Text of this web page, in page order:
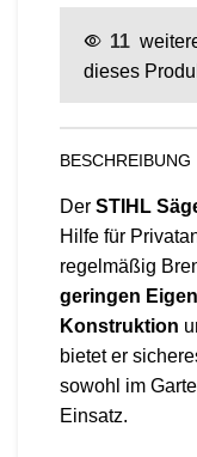
11
dieses
BESCHREIBUNG
Der STIHL
Hilfe für
regelmäßig
geringen
Konstruktion
bietet er
sowohl im
Einsatz.